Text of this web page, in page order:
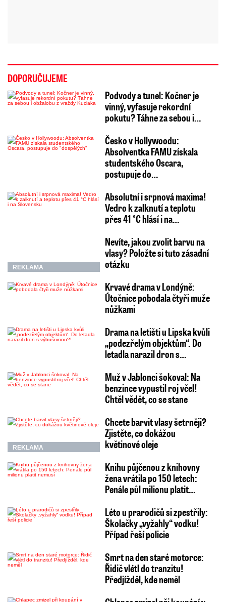
DOPORUČUJEME
Podvody a tunel: Kočner je
vinný, vyfasuje rekordní
pokutu? Táhne za sebou i…
Česko v Hollywoodu:
Absolventka FAMU získala
studentského Oscara,
postupuje do…
Absolutní i srpnová maxima!
Vedro k zalknutí a teplotu
přes 41 °C hlásí i na…
REKLAMA
Nevíte, jakou zvolit barvu na
vlasy? Položte si tuto zásadní
otázku
Krvavé drama v Londýně:
Útočnice pobodala čtyři muže
nůžkami
Drama na letišti u Lipska kvůli
„podezřelým objektům“. Do
letadla narazil dron s…
Muž v Jablonci šokoval: Na
benzince vypustil roj včel!
Chtěl vědět, co se stane
REKLAMA
Chcete barvit vlasy šetrněji?
Zjistěte, co dokážou
květinové oleje
Knihu půjčenou z knihovny
žena vrátila po 150 letech:
Penále půl milionu platit…
Léto u prarodičů si zpestřily:
Školačky „vyžahly“ vodku!
Případ řeší policie
Smrt na den staré motorce:
Řidič vlétl do tranzitu!
Předjížděl, kde neměl